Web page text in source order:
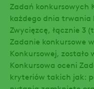
Zadań konkursowych
każdego dnia trwania
Zwycięzcę, łącznie 3
Zadanie konkursowe
Konkursowej, zostało
Konkursowa oceni
kryteriów takich jak: